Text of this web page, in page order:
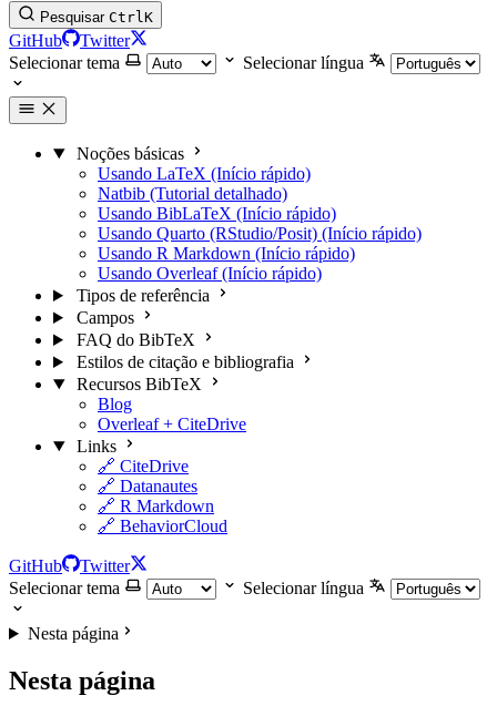
Pesquisar CtrlK
GitHub
Twitter
Selecionar tema
Selecionar língua
Noções básicas
Usando LaTeX (Início rápido)
Natbib (Tutorial detalhado)
Usando BibLaTeX (Início rápido)
Usando Quarto (RStudio/Posit) (Início rápido)
Usando R Markdown (Início rápido)
Usando Overleaf (Início rápido)
Tipos de referência
Campos
FAQ do BibTeX
Estilos de citação e bibliografia
Recursos BibTeX
Blog
Overleaf + CiteDrive
Links
🔗 CiteDrive
🔗 Datanautes
🔗 R Markdown
🔗 BehaviorCloud
GitHub
Twitter
Selecionar tema
Selecionar língua
Nesta página
Nesta página